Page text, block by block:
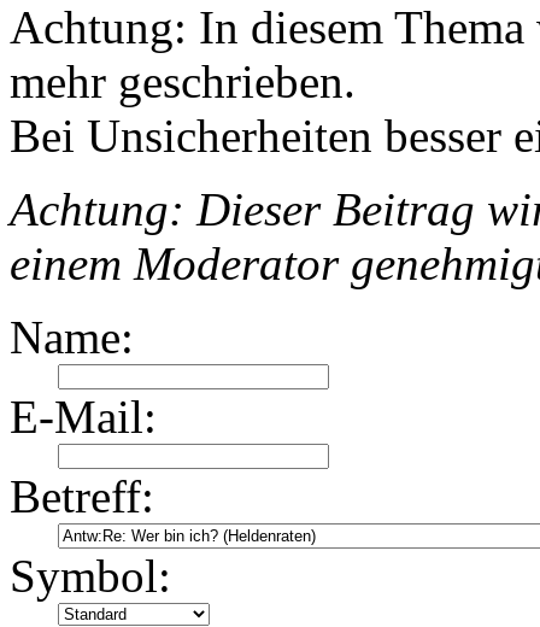
Achtung: In diesem
mehr geschrieben.
Bei Unsicherheiten besser
Achtung: Dieser Beitrag
einem Moderator
Name:
E-Mail:
Betreff:
Symbol: